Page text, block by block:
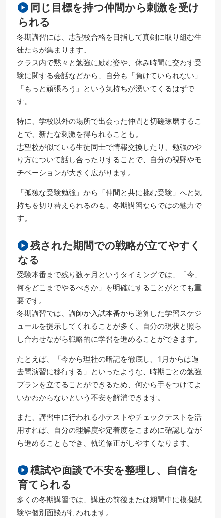
同じ目標を持つ仲間から刺激を受け
られる
冬期講習には、志望校合格を目指して真剣に取り組む生
徒たちが集まります。
クラス内で黙々と勉強に励む姿や、休み時間に交わす受
験に関する会話などから、自分も「負けていられない」
「もっと頑張ろう」という気持ちが湧いてくるはずで
す。
特に、学校以外の場所で出会った仲間と切磋琢磨するこ
とで、新たな刺激を得られることも。
志望校が似ている生徒同士で情報交換したり、勉強のや
り方について話し合ったりすることで、自分の視野やモ
チベーションが大きく広がります。
「孤独な受験勉強」から「仲間と共に挑む受験」へと気
持ちを切り替えられるのも、冬期講習ならではの魅力で
す。
残された期間での戦略が立てやすく
なる
受験本番まで残り数ヶ月というタイミングでは、「今、
何をどこまでやるべきか」を明確にすることがとても重
要です。
冬期講習では、講師が入試本番から逆算した学習スケジ
ュールを提示してくれることが多く、自分の現状と照ら
し合わせながら戦略的に学習を進めることができます。
たとえば、「今から理社の暗記を徹底し、1月からは過
去問演習に移行する」といったような、時期ごとの勉強
プランを立てることができるため、何から手をつけてよ
いかわからないという不安を解消できます。
また、講習中に行われる小テストやチェックテストを活
用すれば、自分の理解度や定着度をこまめに確認しなが
ら進めることもでき、軌道修正がしやすくなります。
模試や面談で不安を整理し、自信を
育てられる
多くの冬期講習では、講座の前後または期間中に模擬試
験や個別面談が行われます。